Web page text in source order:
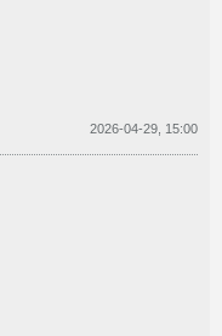
2026-04-29, 15:00